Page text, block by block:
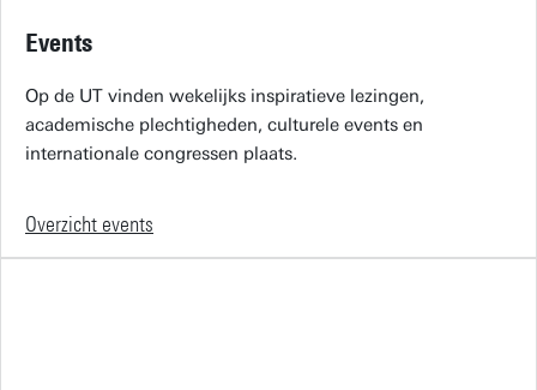
Events
Op de UT vinden wekelijks inspiratieve lezingen,
academische plechtigheden, culturele events en
internationale congressen plaats.
Overzicht events